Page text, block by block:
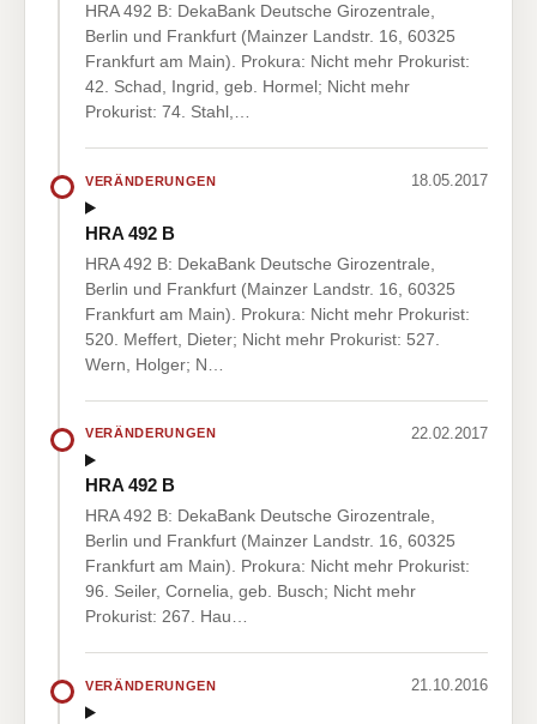
HRA 492 B: DekaBank Deutsche Girozentrale,
Berlin und Frankfurt (Mainzer Landstr. 16, 60325
Frankfurt am Main). Prokura: Nicht mehr Prokurist:
42. Schad, Ingrid, geb. Hormel; Nicht mehr
Prokurist: 74. Stahl,…
VERÄNDERUNGEN 18.05.2017
HRA 492 B
HRA 492 B: DekaBank Deutsche Girozentrale,
Berlin und Frankfurt (Mainzer Landstr. 16, 60325
Frankfurt am Main). Prokura: Nicht mehr Prokurist:
520. Meffert, Dieter; Nicht mehr Prokurist: 527.
Wern, Holger; N…
VERÄNDERUNGEN 22.02.2017
HRA 492 B
HRA 492 B: DekaBank Deutsche Girozentrale,
Berlin und Frankfurt (Mainzer Landstr. 16, 60325
Frankfurt am Main). Prokura: Nicht mehr Prokurist:
96. Seiler, Cornelia, geb. Busch; Nicht mehr
Prokurist: 267. Hau…
VERÄNDERUNGEN 21.10.2016